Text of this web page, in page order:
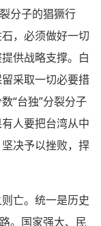
分子的猖獗行
，必须做好一切
供战略支撑。白
采取一切必要措
“台独”分裂分子
人要把台湾从中
决予以挫败，捍
亡。统一是历史
。国家强大、民